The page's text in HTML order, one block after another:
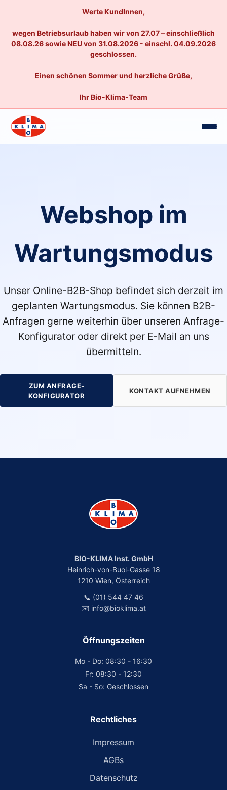
Werte KundInnen,
wegen Betriebsurlaub haben wir von 27.07 – einschließlich
08.08.26 sowie NEU von 31.08.2026 - einschl. 04.09.2026
geschlossen.
Einen schönen Sommer und herzliche Grüße,
Ihr Bio-Klima-Team
Webshop im
Wartungsmodus
Unser Online-B2B-Shop befindet sich derzeit im
geplanten Wartungsmodus. Sie können B2B-
Anfragen gerne weiterhin über unseren Anfrage-
Konfigurator oder direkt per E-Mail an uns
übermitteln.
ZUM ANFRAGE-
KONFIGURATOR
KONTAKT AUFNEHMEN
BIO-KLIMA Inst. GmbH
Heinrich-von-Buol-Gasse 18
1210 Wien, Österreich
📞 (01) 544 47 46
✉️ info@bioklima.at
Öffnungszeiten
Mo - Do: 08:30 - 16:30
Fr: 08:30 - 12:30
Sa - So: Geschlossen
Rechtliches
Impressum
AGBs
Datenschutz